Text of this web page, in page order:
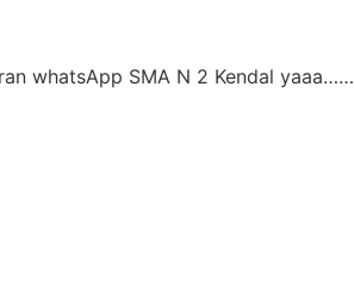
whatsApp SMA N 2 Kendal yaaa……